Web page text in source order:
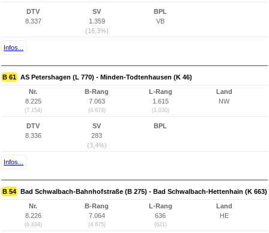
DTV
8.337
SV
1.359
(16,3%)
BPL
VB
Infos...
B 61 AS Petershagen (L 770) - Minden-Todtenhausen (K 46)
Nr.
8.225
(7.154)
B-Rang
7.063
(4.674)
L-Rang
1.615
(1.030)
Land
NW
DTV
8.336
SV
283
(3,4%)
BPL
Infos...
B 54 Bad Schwalbach-Bahnhofstraße (B 275) - Bad Schwalbach-Hettenhain (K 663)
Nr.
8.226
(6.834)
B-Rang
7.064
(4.675)
L-Rang
636
(621)
Land
HE